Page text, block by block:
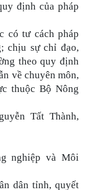
định của pháp
có tư cách pháp
chịu sự chỉ đạo,
theo quy định
về chuyên môn,
thuộc Bộ Nông
Tất Thành,
nghiệp và Môi
dân tỉnh, quyết